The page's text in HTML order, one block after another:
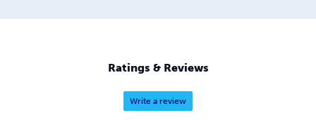
Ratings & Reviews
Write a review